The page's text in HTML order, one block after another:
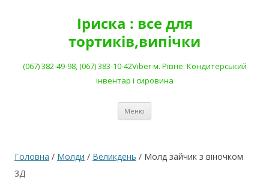
Іриска : все для
тортиків,випічки
(067) 382-49-98, (067) 383-10-42Viber м. Рівне. Кондитерський
інвентар і сировина
Меню
Головна / Молди / Великдень / Молд зайчик з віночком
3Д